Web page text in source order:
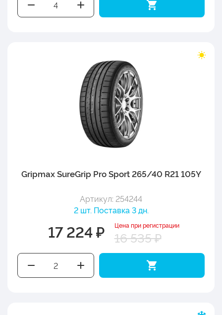
Gripmax SureGrip Pro Sport 265/40 R21 105Y
Артикул: 254244
2 шт. Поставка 3 дн.
17 224 ₽ Цена при регистрации
16 535 ₽